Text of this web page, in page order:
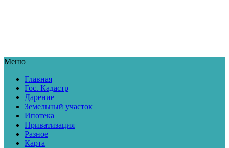
Меню
Главная
Гос. Кадастр
Дарение
Земельный участок
Ипотека
Приватизация
Разное
Карта